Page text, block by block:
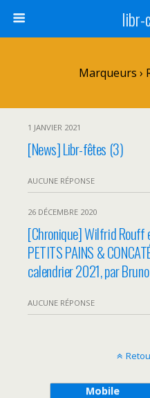
libr-
Marqueurs ›
1 JANVIER 2021
[News] Libr-fêtes (3)
AUCUNE RÉPONSE
26 DÉCEMBRE 2020
[Chronique] Wilfrid Rouff
PETITS PAINS &
calendrier 2021, par
AUCUNE RÉPONSE
Mobile